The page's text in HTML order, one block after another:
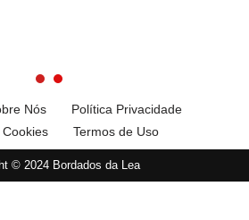
Nós
Política Privacidade
Termos de Uso
© 2024 Bordados da Lea